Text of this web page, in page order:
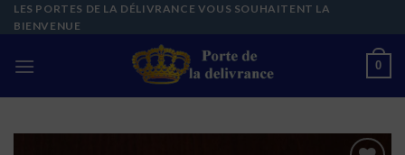
SkipLES PORTES DE LA DÉLIVRANCE VOUS SOUHAITENT LA
BIENVENUE
0